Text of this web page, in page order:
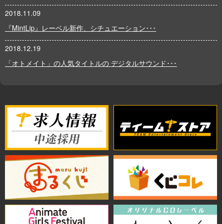
2018.11.09
『MintLip』レーベル新作、シチュエーション･･･
2018.12.19
「オトメイト」の人気タイトルの デジタルサウンド･･･